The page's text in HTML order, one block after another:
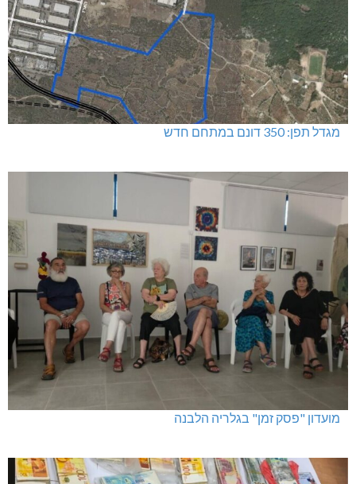
מגדל תפן: 350 דונם במתחם חדש
מועדון "פסק זמן" בגלריה הלבנה